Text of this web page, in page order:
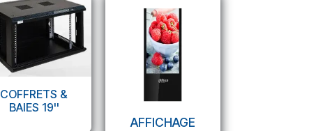
COFFRETS &
BAIES 19''
AFFICHAGE